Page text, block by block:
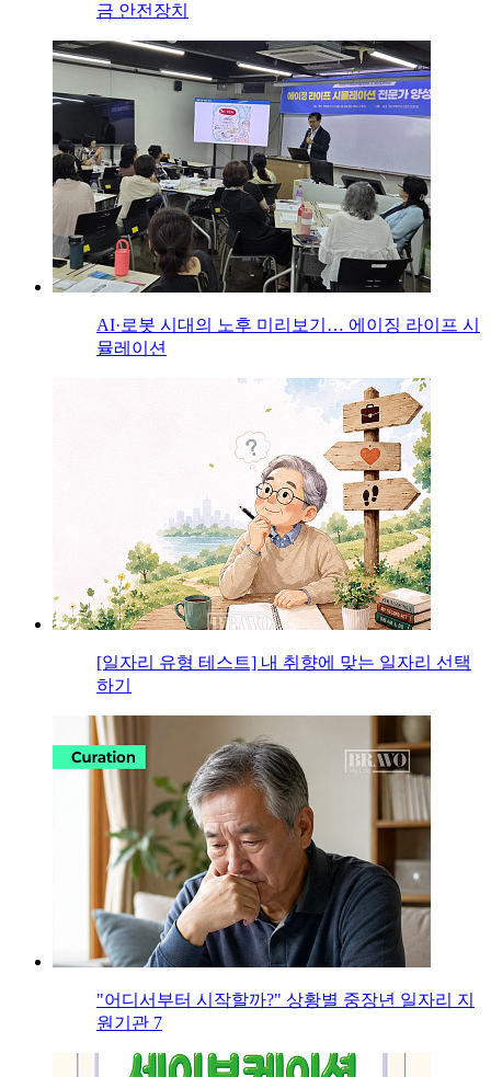
금 안전장치
AI·로봇 시대의 노후 미리보기… 에이징 라이프 시
뮬레이션
[일자리 유형 테스트] 내 취향에 맞는 일자리 선택
하기
"어디서부터 시작할까?" 상황별 중장년 일자리 지
원기관 7